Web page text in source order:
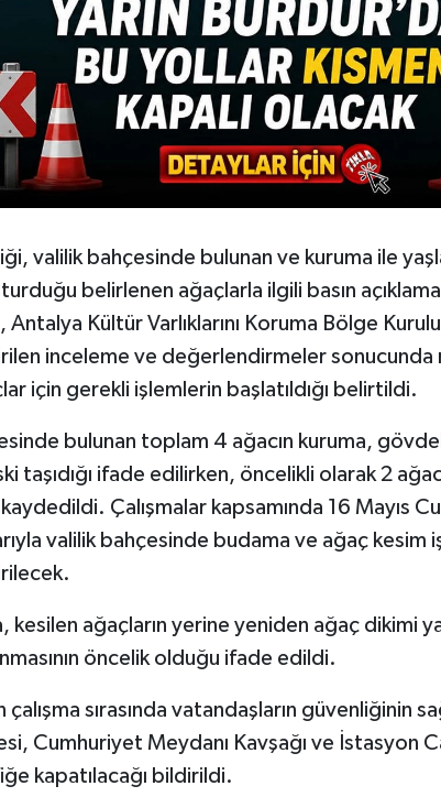
valilik bahçesinde bulunan ve kuruma ile
belirlenen ağaçlarla ilgili basın
Antalya Kültür Varlıklarını Koruma Bölge
inceleme ve değerlendirmeler sonucunda
için gerekli işlemlerin başlatıldığı belirtildi.
bulunan toplam 4 ağacın kuruma,
taşıdığı ifade edilirken, öncelikli olarak 2
kaydedildi. Çalışmalar kapsamında 16 Mayıs
valilik bahçesinde budama ve ağaç kesim
kesilen ağaçların yerine yeniden ağaç dikimi
öncelik olduğu ifade edildi.
sırasında vatandaşların güvenliğinin
Cumhuriyet Meydanı Kavşağı ve İstasyon
kapatılacağı bildirildi.